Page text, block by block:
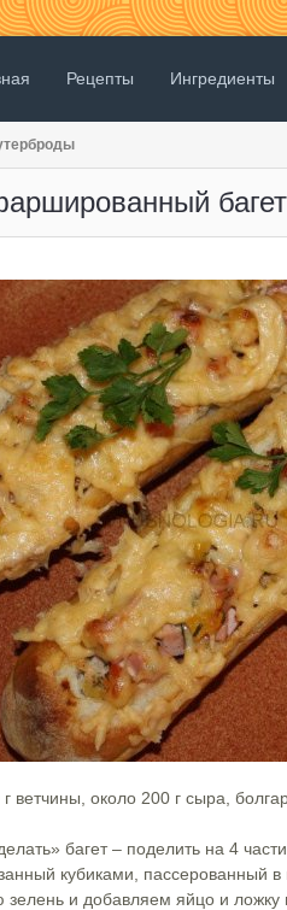
Рецепты Ингредиенты
багет
ветчины, около 200 г сыра,
багет – поделить на 4
кубиками, пассерованный
зелень и добавляем яйцо и